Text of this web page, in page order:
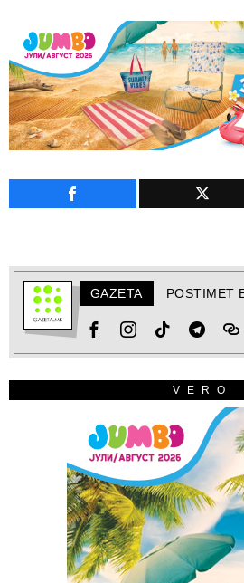
GAZETA POSTIMET
VERO